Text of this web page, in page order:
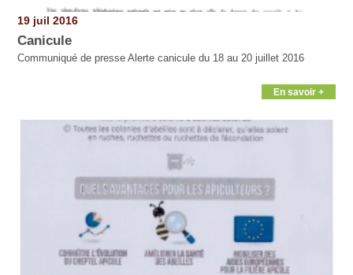
19 juil 2016
Canicule
Communiqué de presse Alerte canicule du 18 au 20 juillet 2016
En savoir +